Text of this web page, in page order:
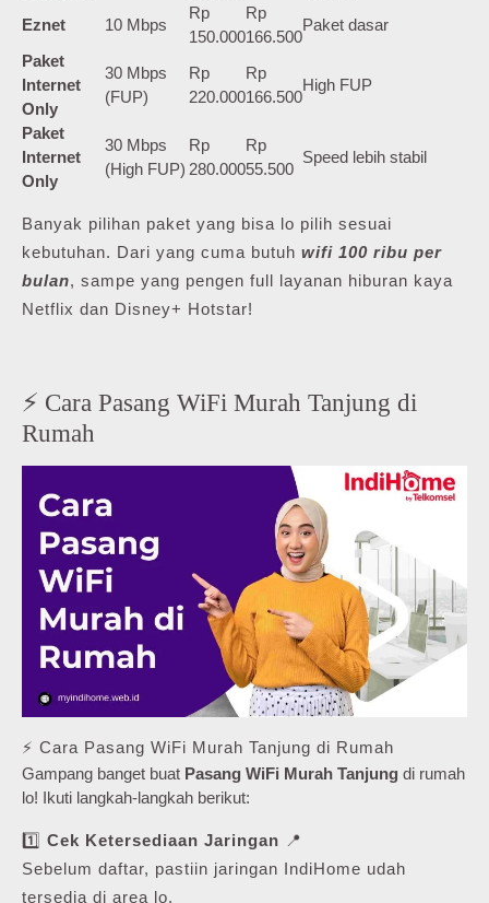
Eznet
10 Mbps
Rp
150.000
Rp
166.500
Paket dasar
Paket
Internet
Only
30 Mbps
(FUP)
Rp
220.000
Rp
166.500
High FUP
Paket
Internet
Only
30 Mbps
(High FUP)
Rp
280.000
Rp
55.500
Speed lebih stabil
Banyak pilihan paket yang bisa lo pilih sesuai
kebutuhan. Dari yang cuma butuh wifi 100 ribu per
bulan, sampe yang pengen full layanan hiburan kaya
Netflix dan Disney+ Hotstar!
⚡ Cara Pasang WiFi Murah Tanjung di
Rumah
⚡ Cara Pasang WiFi Murah Tanjung di Rumah
Gampang banget buat Pasang WiFi Murah Tanjung di rumah
lo! Ikuti langkah-langkah berikut:
1️⃣ Cek Ketersediaan Jaringan 📍
Sebelum daftar, pastiin jaringan IndiHome udah
tersedia di area lo.